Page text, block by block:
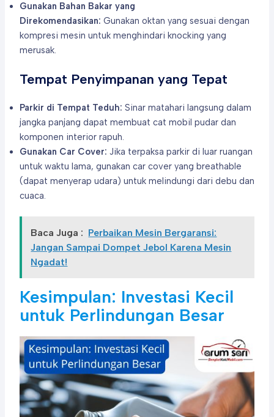
Gunakan Bahan Bakar yang
Direkomendasikan: Gunakan oktan yang sesuai dengan
kompresi mesin untuk menghindari knocking yang
merusak.
Tempat Penyimpanan yang Tepat
Parkir di Tempat Teduh: Sinar matahari langsung dalam
jangka panjang dapat membuat cat mobil pudar dan
komponen interior rapuh.
Gunakan Car Cover: Jika terpaksa parkir di luar ruangan
untuk waktu lama, gunakan car cover yang breathable
(dapat menyerap udara) untuk melindungi dari debu dan
cuaca.
Baca Juga : Perbaikan Mesin Bergaransi:
Jangan Sampai Dompet Jebol Karena Mesin
Ngadat!
Kesimpulan: Investasi Kecil
untuk Perlindungan Besar